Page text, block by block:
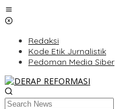
Skip
to
Redaksi
Kode Etik Jurnalistik
Pedoman Media Siber